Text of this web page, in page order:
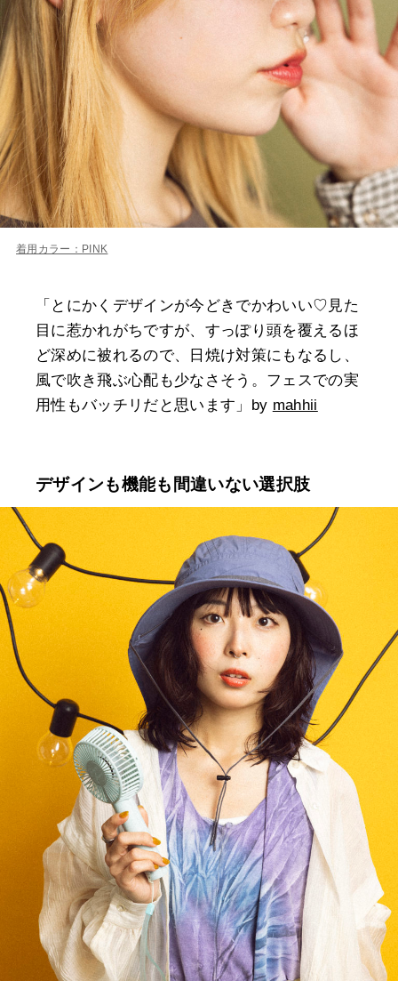
着用カラー：PINK
「とにかくデザインが今どきでかわいい♡見た
目に惹かれがちですが、すっぽり頭を覆えるほ
ど深めに被れるので、日焼け対策にもなるし、
風で吹き飛ぶ心配も少なさそう。フェスでの実
用性もバッチリだと思います」by mahhii
デザインも機能も間違いない選択肢